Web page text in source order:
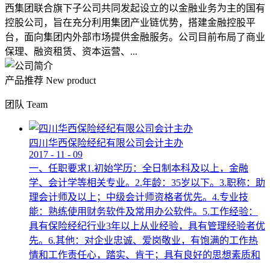
西集团联合旗下子公司共同发起设立的以金融业务为主的国有
控股公司，旨在充分利用集团产业链优势，搭建金融控股平
台，面向集团内外部市场提供金融服务。公司目前布局了商业
保理、融资租赁、资本运营、...
产品推荐 New product
团队 Team
四川华西保险经纪有限公司会计主办
2017 - 11 - 09
一、任职要求1.初始学历：全日制本科及以上，金融
学、会计学等相关专业。2.年龄：35岁以下。3.职称：助
理会计师及以上；中级会计师资格者优先。4.专业技
能：熟练使用财务软件及常用办公软件。5.工作经验：
具有保险经纪行业3年以上从业经验，具有管理经验者优
先。6.其他：对企业忠诚、爱岗敬业，有饱满的工作热
情和工作责任心，踏实、肯干；具有良好的思想素质和